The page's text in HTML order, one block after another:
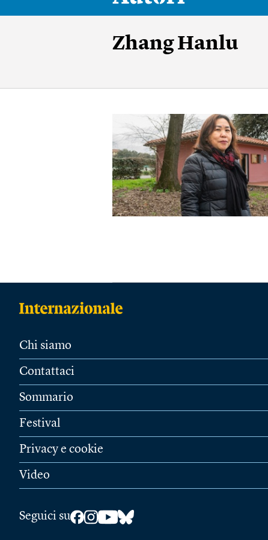
Zhang Hanlu
Chi siamo
Contattaci
Sommario
Festival
Privacy e cookie
Video
Seguici su